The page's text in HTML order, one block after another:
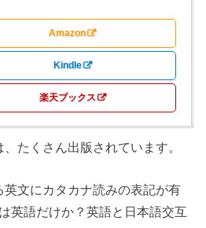
Amazon
Kindle
楽天ブックス
たくさん出版されています。
文にカタカナ読みの表記が有
英語だけか？英語と日本語交互